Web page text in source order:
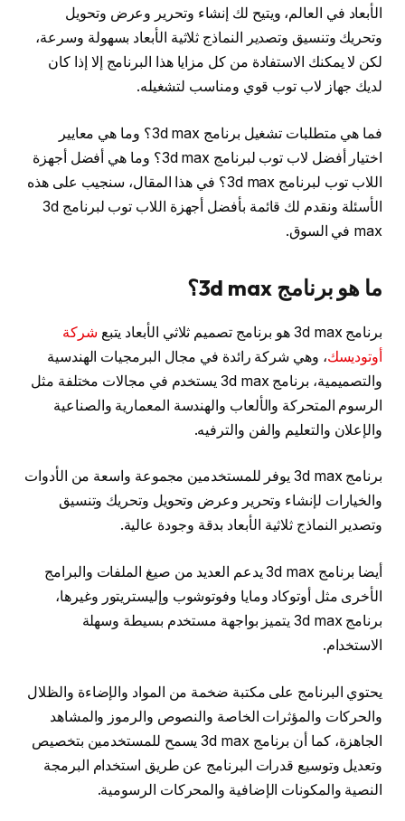
الأبعاد في العالم، ويتيح لك إنشاء وتحرير وعرض وتحويل
وتحريك وتنسيق وتصدير النماذج ثلاثية الأبعاد بسهولة وسرعة،
لكن لا يمكنك الاستفادة من كل مزايا هذا البرنامج إلا إذا كان
لديك جهاز لاب توب قوي ومناسب لتشغيله.
فما هي متطلبات تشغيل برنامج 3d max؟ وما هي معايير
اختيار أفضل لاب توب لبرنامج 3d max؟ وما هي أفضل أجهزة
اللاب توب لبرنامج 3d max؟ في هذا المقال، سنجيب على هذه
الأسئلة ونقدم لك قائمة بأفضل أجهزة اللاب توب لبرنامج 3d
max في السوق.
ما هو برنامج 3d max؟
برنامج 3d max هو برنامج تصميم ثلاثي الأبعاد يتبع
شركة
أوتوديسك، وهي شركة رائدة في مجال البرمجيات الهندسية
والتصميمية، برنامج 3d max يستخدم في مجالات مختلفة مثل
الرسوم المتحركة والألعاب والهندسة المعمارية والصناعية
والإعلان والتعليم والفن والترفيه.
برنامج 3d max يوفر للمستخدمين مجموعة واسعة من الأدوات
والخيارات لإنشاء وتحرير وعرض وتحويل وتحريك وتنسيق
وتصدير النماذج ثلاثية الأبعاد بدقة وجودة عالية.
أيضا برنامج 3d max يدعم العديد من صيغ الملفات والبرامج
الأخرى مثل أوتوكاد ومايا وفوتوشوب وإليستريتور وغيرها،
برنامج 3d max يتميز بواجهة مستخدم بسيطة وسهلة
الاستخدام.
يحتوي البرنامج على مكتبة ضخمة من المواد والإضاءة والظلال
والحركات والمؤثرات الخاصة والنصوص والرموز والمشاهد
الجاهزة، كما أن برنامج 3d max يسمح للمستخدمين بتخصيص
وتعديل وتوسيع قدرات البرنامج عن طريق استخدام البرمجة
النصية والمكونات الإضافية والمحركات الرسومية.